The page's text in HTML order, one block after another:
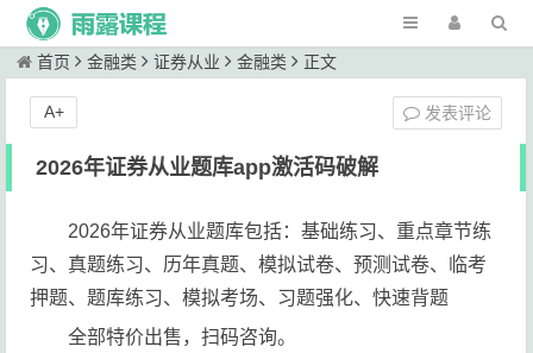
首页 金融类 证券从业 金融类 正文
2026年证券从业题库app激活码破解
2026年证券从业题库包括：基础练习、重点章节练
习、真题练习、历年真题、模拟试卷、预测试卷、临考
押题、题库练习、模拟考场、习题强化、快速背题
全部特价出售，扫码咨询。
发表评论
A+